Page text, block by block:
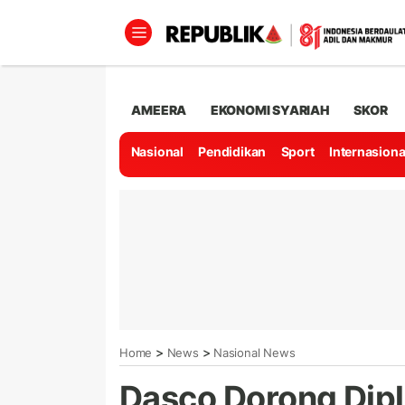
AMEERA EKONOMI SYARIAH SKOR
Nasional Pendidikan Sport
Home > News > Nasional News